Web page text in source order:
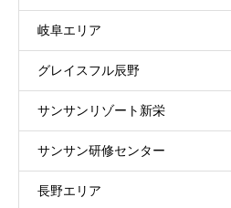
岐阜エリア
グレイスフル辰野
サンサンリゾート新栄
サンサン研修センター
長野エリア